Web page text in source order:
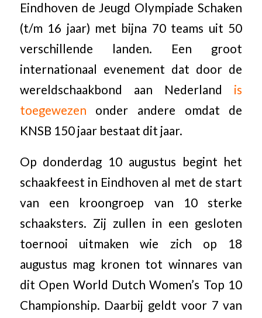
Eindhoven de Jeugd Olympiade Schaken
(t/m 16 jaar) met bijna 70 teams uit 50
verschillende landen. Een groot
internationaal evenement dat door de
wereldschaakbond aan Nederland is
toegewezen onder andere omdat de
KNSB 150 jaar bestaat dit jaar.
Op donderdag 10 augustus begint het
schaakfeest in Eindhoven al met de start
van een kroongroep van 10 sterke
schaaksters. Zij zullen in een gesloten
toernooi uitmaken wie zich op 18
augustus mag kronen tot winnares van
dit Open World Dutch Women’s Top 10
Championship. Daarbij geldt voor 7 van